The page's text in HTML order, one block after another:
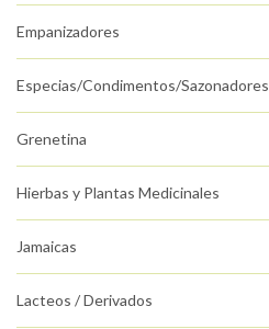
Empanizadores
Especias/Condimentos/Sazonadores
Grenetina
Hierbas y Plantas Medicinales
Jamaicas
Lacteos / Derivados